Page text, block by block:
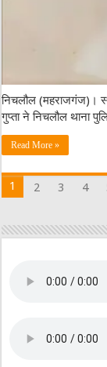
निचलौल (महराजगंज)।
गुप्ता ने निचलौल थाना
Read More »
1 2 3 4